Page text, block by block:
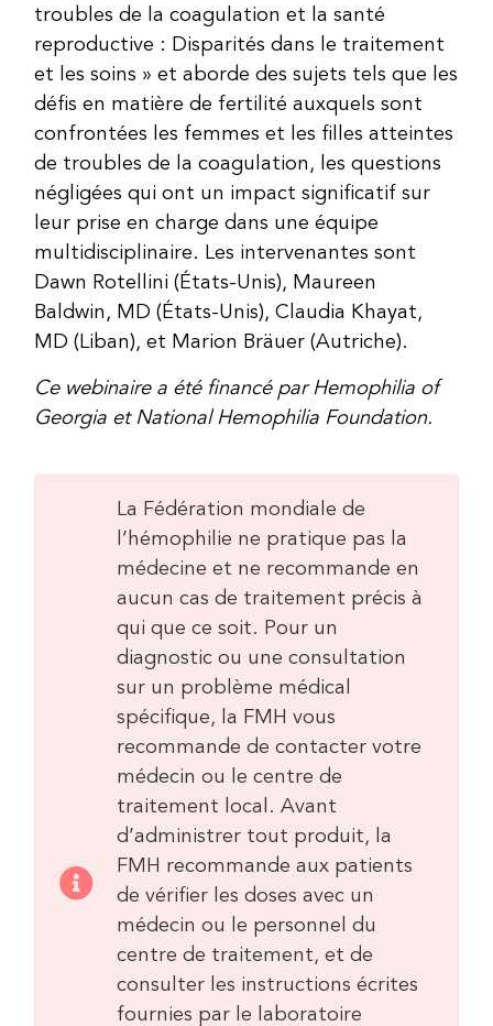
troubles de la coagulation et la santé
reproductive : Disparités dans le traitement
et les soins » et aborde des sujets tels que les
défis en matière de fertilité auxquels sont
confrontées les femmes et les filles atteintes
de troubles de la coagulation, les questions
négligées qui ont un impact significatif sur
leur prise en charge dans une équipe
multidisciplinaire. Les intervenantes sont
Dawn Rotellini (États-Unis), Maureen
Baldwin, MD (États-Unis), Claudia Khayat,
MD (Liban), et Marion Bräuer (Autriche).
Ce webinaire a été financé par Hemophilia of
Georgia et National Hemophilia Foundation.
La Fédération mondiale de
l’hémophilie ne pratique pas la
médecine et ne recommande en
aucun cas de traitement précis à
qui que ce soit. Pour un
diagnostic ou une consultation
sur un problème médical
spécifique, la FMH vous
recommande de contacter votre
médecin ou le centre de
traitement local. Avant
d’administrer tout produit, la
FMH recommande aux patients
de vérifier les doses avec un
médecin ou le personnel du
centre de traitement, et de
consulter les instructions écrites
fournies par le laboratoire